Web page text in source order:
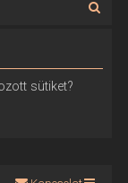
sütiket?